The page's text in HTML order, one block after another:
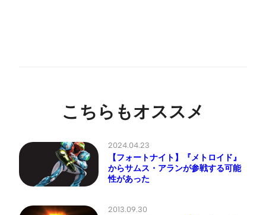
こちらもオススメ
2024.04.23
【フォートナイト】『メトロイド』
からサムス・アランが参戦する可能
性があった
2013.09.30